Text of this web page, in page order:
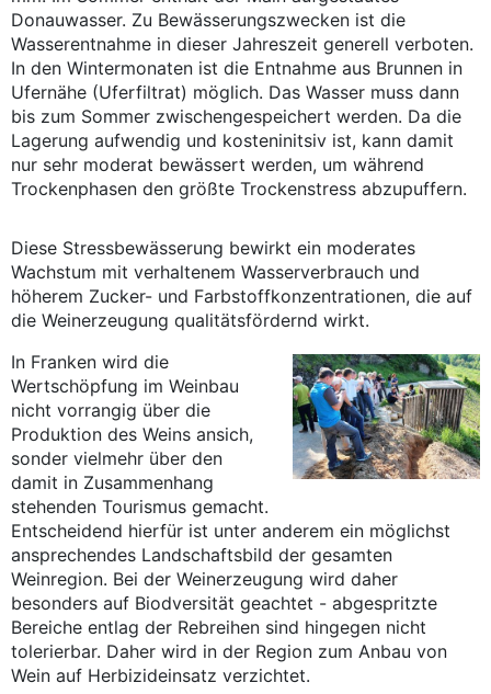
Donauwasser. Zu Bewässerungszwecken ist die
Wasserentnahme in dieser Jahreszeit generell verboten.
In den Wintermonaten ist die Entnahme aus Brunnen in
Ufernähe (Uferfiltrat) möglich. Das Wasser muss dann
bis zum Sommer zwischengespeichert werden. Da die
Lagerung aufwendig und kosteninitsiv ist, kann damit
nur sehr moderat bewässert werden, um während
Trockenphasen den größte Trockenstress abzupuffern.
Diese Stressbewässerung bewirkt ein moderates
Wachstum mit verhaltenem Wasserverbrauch und
höherem Zucker- und Farbstoffkonzentrationen, die auf
die Weinerzeugung qualitätsfördernd wirkt.
In Franken wird die
Wertschöpfung im Weinbau
nicht vorrangig über die
Produktion des Weins ansich,
sonder vielmehr über den
damit in Zusammenhang
stehenden Tourismus gemacht.
Entscheidend hierfür ist unter anderem ein möglichst
ansprechendes Landschaftsbild der gesamten
Weinregion. Bei der Weinerzeugung wird daher
besonders auf Biodversität geachtet - abgespritzte
Bereiche entlag der Rebreihen sind hingegen nicht
tolerierbar. Daher wird in der Region zum Anbau von
Wein auf Herbizideinsatz verzichtet.